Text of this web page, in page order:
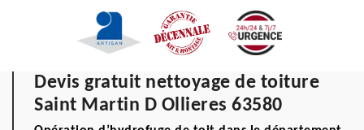
Devis gratuit nettoyage de toiture
Saint Martin D Ollieres 63580